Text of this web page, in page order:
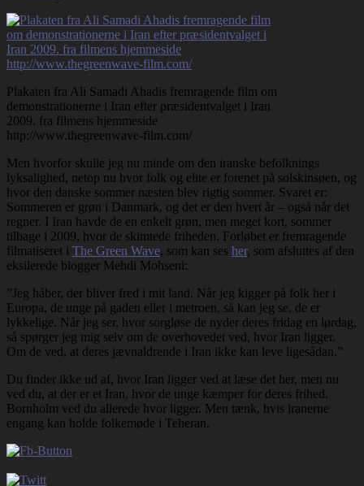
Plakaten fra Ali Samadi Ahadis fremragende film om
demonstrationerne i Iran efter præsidentvalget i Iran
2009. fra filmens hjemmeside
http://www.thegreenwave-film.com/
Men hvorfor skulle jeg nu minde om den iranske befolknings
lyksalighed, netop nu hvor folk og elite er forenet på solskinsøen, og
hvor den danske sommer næsten blev rigtig sommer. Svaret er:
Sommeren er grøn i Danmark, og det er den hvert år – også når det
regner. I Iran havde de en enkelt grøn, men meget kort, sommer
tilbage i 2009, hvor de skimtede friheden. Forløbet er fremragende
filmatiseret i The Green Wave, som kan ses her, som afsluttes af den
eksilerede blogger Mehdi Mohseni:
”Jeg håber, der bliver fred i mit land. Når jeg kigger på folk her i
Europa, de unge på gaden eller i metroen, så kan jeg se, de er
lykkelige. Når jeg ser, hvor sorgløse de nyder deres fridag en lørdag,
så spørger jeg mig selv om de overhovedet ved, hvor Iran ligger.
Om de ved, at deres jævnaldrende i Iran ikke kan leve ligesådan.”
Du finder ikke ud af, hvor Iran ligger ved at læse det her, men nu
ved du, at der er et Iran, hvor de unge kæmper for deres frihed.
Bornholm ved du allerede hvor ligger. Men tænk, hvis iranerne
engang kan holde folkemøde i Teheran.